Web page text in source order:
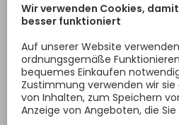
MAXX / SCHWARZ MATT
Die untere Führung MAXX ist
für Schiebetüren-Systeme
bestimmt und bildet ein
wichtiges tragendes
Element des gesamten
Wir verwenden Cookies,
besser funktioniert
Auf unserer Website
ordnungsgemäße
bequemes Einkaufen
Zustimmung verwenden wir sie
von Inhalten, zum Speichern
Anzeige von Angeboten, die